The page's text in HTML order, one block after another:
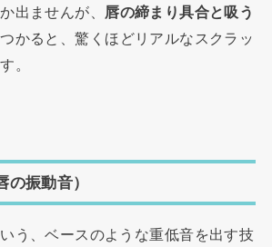
出ませんが、 唇の締まり具合と吸う
かると、驚くほどリアルなスクラッ
。
の振動音）
いう、ベースのような重低音を出す技